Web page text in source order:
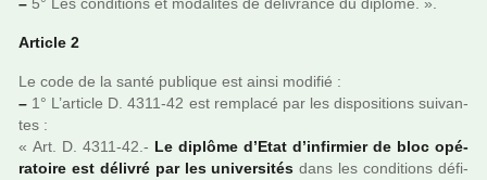
– 5° Les condi­tions et moda­li­tés de déli­vrance du diplôme. ».
Article 2
Le code de la santé publi­que est ainsi modi­fié :
– 1° L’arti­cle D. 4311-42 est rem­placé par les dis­po­si­tions sui­van­
tes :
« Art. D. 4311-42.- Le diplôme d’Etat d’infir­mier de bloc opé­
ra­toire est déli­vré par les uni­ver­si­tés dans les condi­tions défi­